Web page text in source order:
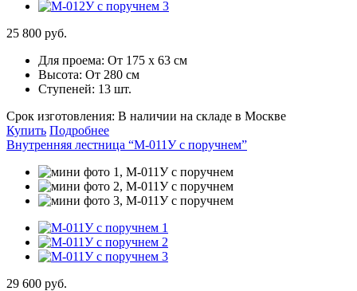
25 800 руб.
Для проема: От 175 х 63 см
Высота: От 280 см
Ступеней: 13 шт.
Срок изготовления: В наличии на складе в Москве
Купить Подробнее
Внутренняя лестница “М-011У с поручнем”
29 600 руб.